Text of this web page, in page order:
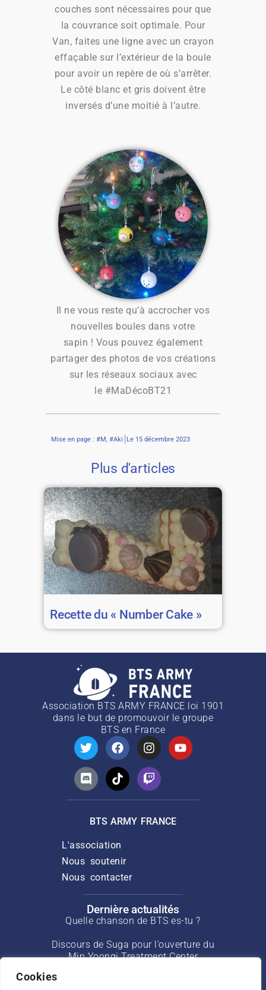
Cookies
couches sont nécessaires pour que
la couvrance soit optimale. Pour
Van, faites une ligne avec un crayon
effaçable sur l’extérieur de la boule
pour avoir un repère de où s’arrêter.
Le côté blanc et gris doivent être
inversés d’une moitié à l’autre.
Il ne vous reste qu’à accrocher vos
nouvelles boules dans votre
sapin ! Vous pouvez également
partager des photos de vos créations
sur les réseaux sociaux avec
le #MaDécoBT21
Mise en page : #M, #Aki Le 15 décembre 2023
Plus d'articles
Recette du « Number Cake »
Association BTS ARMY FRANCE loi 1901
dans le but de promouvoir le groupe
BTS en France
BTS ARMY FRANCE
L'association
Nous soutenir
Nous contacter
Dernière actualités
Quelle chanson de BTS es-tu ?
Discours de Suga pour l’ouverture du
Min Yoongi Treatment Center
Interview de J-Hope pour Rolling Stone